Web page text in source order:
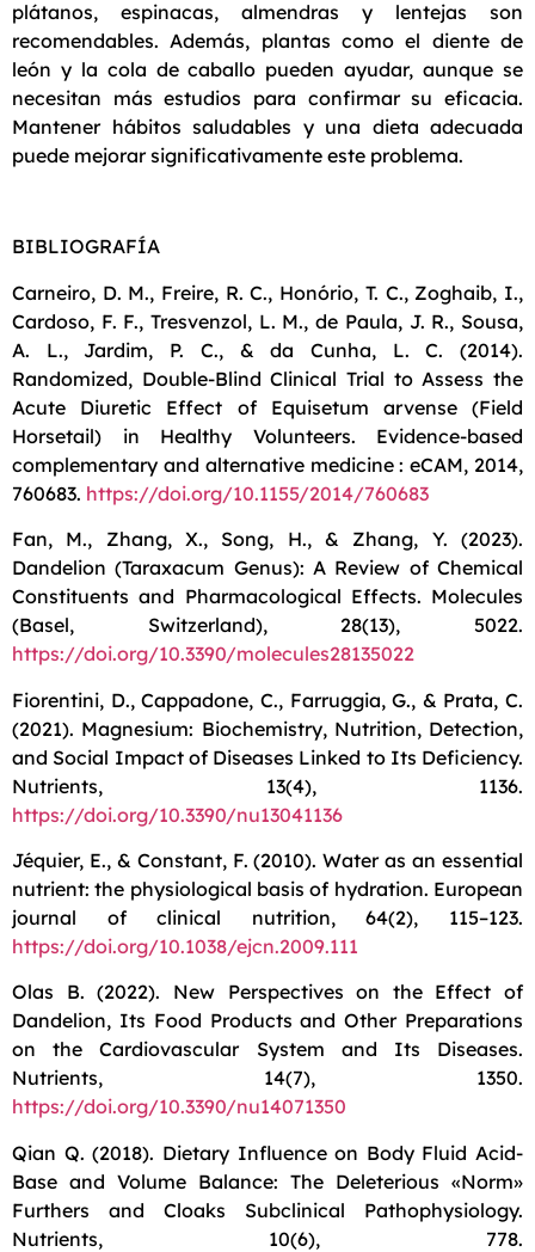
plátanos, espinacas, almendras y lentejas son
recomendables. Además, plantas como el diente de
león y la cola de caballo pueden ayudar, aunque se
necesitan más estudios para confirmar su eficacia.
Mantener hábitos saludables y una dieta adecuada
puede mejorar significativamente este problema.
BIBLIOGRAFÍA
Carneiro, D. M., Freire, R. C., Honório, T. C., Zoghaib, I.,
Cardoso, F. F., Tresvenzol, L. M., de Paula, J. R., Sousa,
A. L., Jardim, P. C., & da Cunha, L. C. (2014).
Randomized, Double-Blind Clinical Trial to Assess the
Acute Diuretic Effect of Equisetum arvense (Field
Horsetail) in Healthy Volunteers. Evidence-based
complementary and alternative medicine : eCAM, 2014,
760683. https://doi.org/10.1155/2014/760683
Fan, M., Zhang, X., Song, H., & Zhang, Y. (2023).
Dandelion (Taraxacum Genus): A Review of Chemical
Constituents and Pharmacological Effects. Molecules
(Basel, Switzerland), 28(13), 5022.
https://doi.org/10.3390/molecules28135022
Fiorentini, D., Cappadone, C., Farruggia, G., & Prata, C.
(2021). Magnesium: Biochemistry, Nutrition, Detection,
and Social Impact of Diseases Linked to Its Deficiency.
Nutrients, 13(4), 1136.
https://doi.org/10.3390/nu13041136
Jéquier, E., & Constant, F. (2010). Water as an essential
nutrient: the physiological basis of hydration. European
journal of clinical nutrition, 64(2), 115–123.
https://doi.org/10.1038/ejcn.2009.111
Olas B. (2022). New Perspectives on the Effect of
Dandelion, Its Food Products and Other Preparations
on the Cardiovascular System and Its Diseases.
Nutrients, 14(7), 1350.
https://doi.org/10.3390/nu14071350
Qian Q. (2018). Dietary Influence on Body Fluid Acid-
Base and Volume Balance: The Deleterious «Norm»
Furthers and Cloaks Subclinical Pathophysiology.
Nutrients, 10(6), 778.